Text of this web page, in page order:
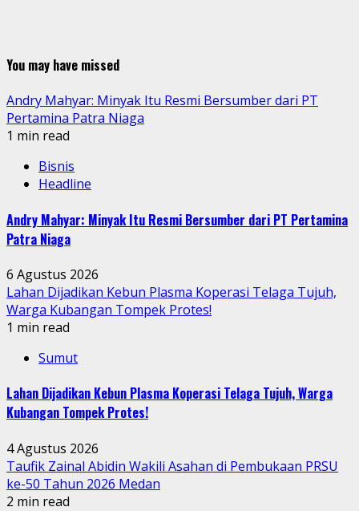
You may have missed
Andry Mahyar: Minyak Itu Resmi Bersumber dari PT
Pertamina Patra Niaga
1 min read
Bisnis
Headline
Andry Mahyar: Minyak Itu Resmi Bersumber dari PT Pertamina
Patra Niaga
6 Agustus 2026
Lahan Dijadikan Kebun Plasma Koperasi Telaga Tujuh,
Warga Kubangan Tompek Protes!
1 min read
Sumut
Lahan Dijadikan Kebun Plasma Koperasi Telaga Tujuh, Warga
Kubangan Tompek Protes!
4 Agustus 2026
Taufik Zainal Abidin Wakili Asahan di Pembukaan PRSU
ke-50 Tahun 2026 Medan
2 min read